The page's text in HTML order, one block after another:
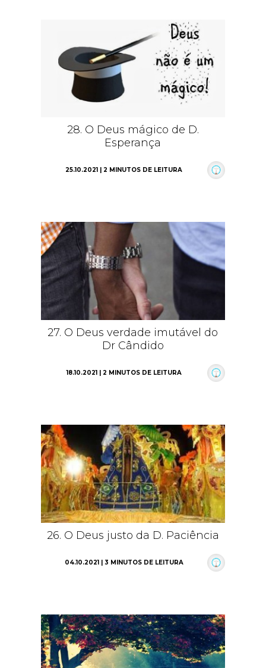
28. O Deus mágico de D.
Esperança
25.10.2021 | 2 MINUTOS DE LEITURA
27. O Deus verdade imutável do
Dr Cândido
18.10.2021 | 2 MINUTOS DE LEITURA
26. O Deus justo da D. Paciência
04.10.2021 | 3 MINUTOS DE LEITURA